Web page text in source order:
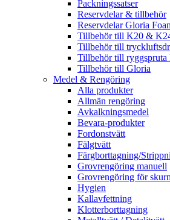
Packningssatser
Reservdelar & tillbehör
Reservdelar Gloria
Tillbehör till K20 &
Tillbehör till
Tillbehör till ryggspruta
Tillbehör till Gloria
Medel & Rengöring
Alla produkter
Allmän rengöring
Avkalkningsmedel
Bevara-produkter
Fordonstvätt
Fälgtvätt
Färgborttagning/
Grovrengöring manuell
Grovrengöring för
Hygien
Kallavfettning
Klotterborttagning